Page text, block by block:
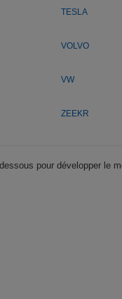
TESLA
VOLVO
VW
ZEEKR
pour développer le